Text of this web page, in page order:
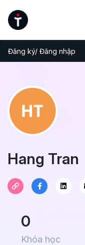
Đăng ký/ Đăng nhập
Hang Tran
0
Khóa học